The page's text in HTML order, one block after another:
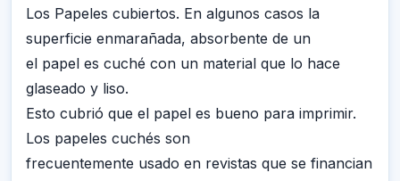
Los Papeles cubiertos. En algunos casos la
superficie enmarañada, absorbente de un
el papel es cuché con un material que lo hace
glaseado y liso.
Esto cubrió que el papel es bueno para imprimir.
Los papeles cuchés son
frecuentemente usado en revistas que se financian